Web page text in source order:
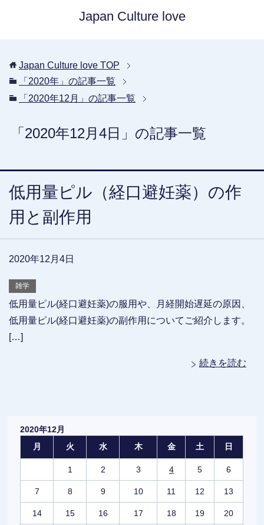
Japan Culture love
Japan Culture love TOP
「2020年」の記事一覧
「2020年12月」の記事一覧
「2020年12月4日」の記事一覧
低用量ピル（経口避妊薬）の作
用と副作用
2020年12月4日
雑学
低用量ピル(経口避妊薬)の服用や、月経開始遅延の原因、
低用量ピル(経口避妊薬)の副作用についてご紹介します。
[…]
続きを読む
2020年12月
月
火 水 木 金 土 日
1 2 3 4 5 6
7 8 9 10 11 12 13
14 15 16 17 18 19 20